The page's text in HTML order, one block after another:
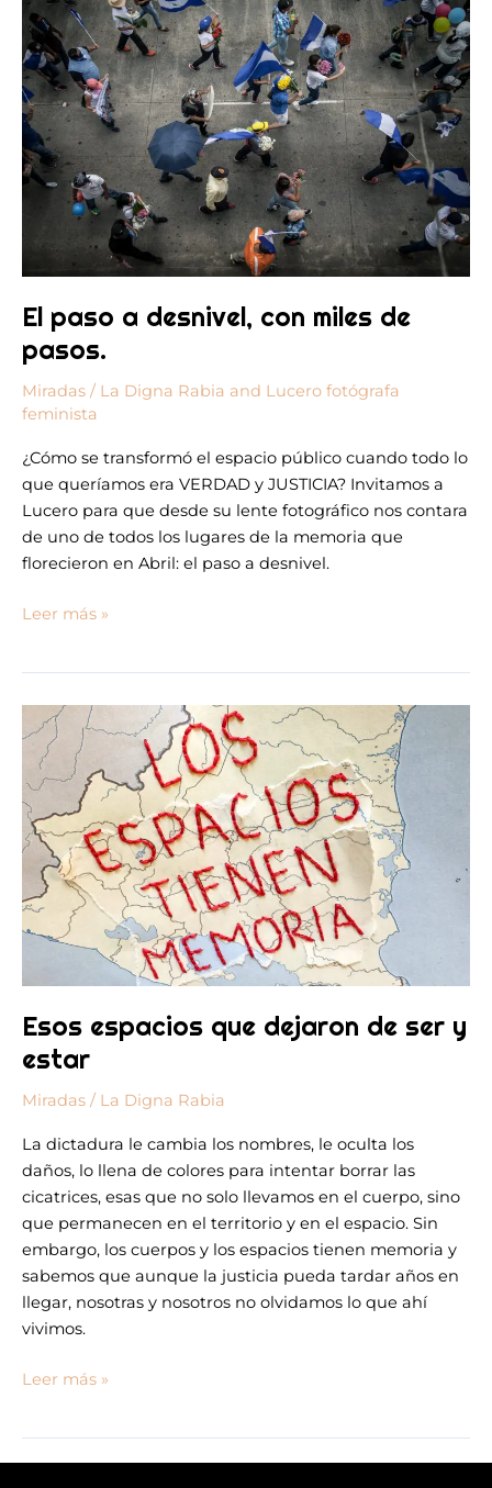
El paso a desnivel, con miles de
pasos.
Miradas / La Digna Rabia and Lucero fotógrafa
feminista
¿Cómo se transformó el espacio público cuando todo lo
que queríamos era VERDAD y JUSTICIA? Invitamos a
Lucero para que desde su lente fotográfico nos contara
de uno de todos los lugares de la memoria que
florecieron en Abril: el paso a desnivel.
paso
a
desnivel,
con
miles
de
pasos.
Leer más »
Esos espacios que dejaron de ser y
estar
Miradas / La Digna Rabia
La dictadura le cambia los nombres, le oculta los
daños, lo llena de colores para intentar borrar las
cicatrices, esas que no solo llevamos en el cuerpo, sino
que permanecen en el territorio y en el espacio. Sin
embargo, los cuerpos y los espacios tienen memoria y
sabemos que aunque la justicia pueda tardar años en
llegar, nosotras y nosotros no olvidamos lo que ahí
vivimos.
Esos
espacios
que
dejaron
de
ser
estar
Leer más »